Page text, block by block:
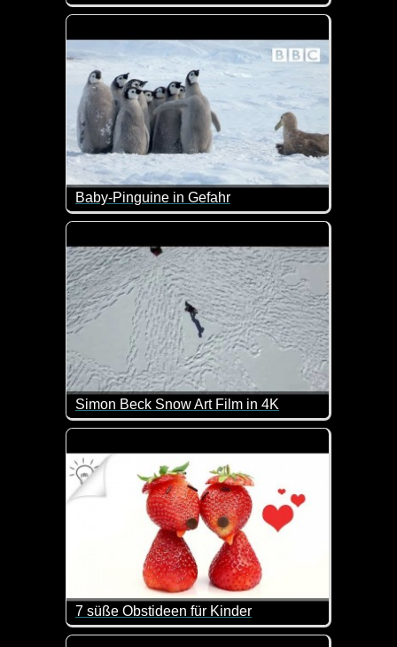
Tolles Video über München im Zeitraffer.
Baby-Pinguine in Gefahr
Diese Baby-Pinguine werden von einem
Simon Beck Snow Art Film in 4K
Tolle Aufnahmen der Schneekunst von Simon
7 süße Obstideen für Kinder
So kann man Obst schmackhaft machen...